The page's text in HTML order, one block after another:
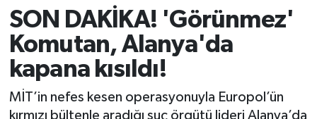
SON DAKİKA! 'Görünmez'
Komutan, Alanya'da
kapana kısıldı!
MİT’in nefes kesen operasyonuyla Europol’ün
kırmızı bültenle aradığı suç örgütü lideri Alanya’da
Spor
Ekonomi
Tüm Manşetler
Son Dakika Haberleri
Haber Arşivi